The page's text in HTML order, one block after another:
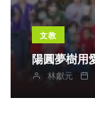
文教
林獻元